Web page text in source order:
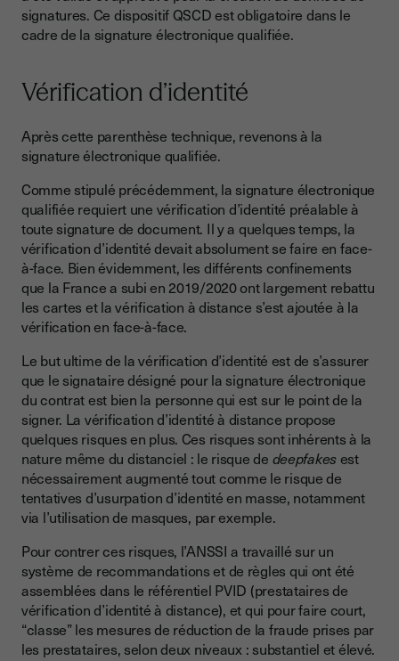
signatures. Ce dispositif QSCD est obligatoire dans le
cadre de la signature électronique qualifiée.
Vérification d’identité
Après cette parenthèse technique, revenons à la
signature électronique qualifiée.
Comme stipulé précédemment, la signature électronique
qualifiée requiert une vérification d’identité préalable à
toute signature de document. Il y a quelques temps, la
vérification d’identité devait absolument se faire en face-
à-face. Bien évidemment, les différents confinements
que la France a subi en 2019/2020 ont largement rebattu
les cartes et la vérification à distance s’est ajoutée à la
vérification en face-à-face.
Le but ultime de la vérification d’identité est de s’assurer
que le signataire désigné pour la signature électronique
du contrat est bien la personne qui est sur le point de la
signer. La vérification d’identité à distance propose
quelques risques en plus. Ces risques sont inhérents à la
nature même du distanciel : le risque de deepfakesest
nécessairement augmenté tout comme le risque de
tentatives d’usurpation d’identité en masse, notamment
via l’utilisation de masques, par exemple.
Pour contrer ces risques, l’ANSSI a travaillé sur un
système de recommandations et de règles qui ont été
assemblées dans le référentiel PVID (prestataires de
vérification d’identité à distance), et qui pour faire court,
“classe” les mesures de réduction de la fraude prises par
les prestataires, selon deux niveaux : substantiel et élevé.